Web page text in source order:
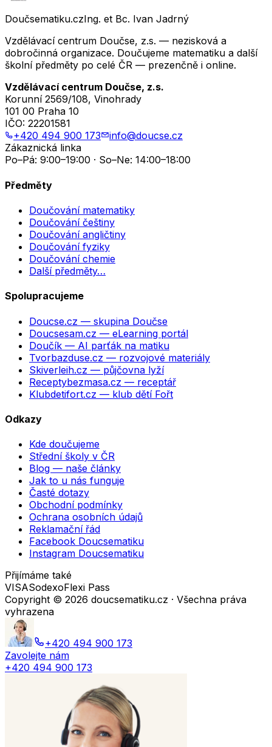
Doučsematiku.czIng. et Bc. Ivan Jadrný
Vzdělávací centrum Doučse, z.s. — nezisková a
dobročinná organizace. Doučujeme matematiku a další
školní předměty po celé ČR — prezenčně i online.
Vzdělávací centrum Doučse, z.s.
Korunní 2569/108, Vinohrady
101 00 Praha 10
IČO: 22201581
+420 494 900 173
info@doucse.cz
Zákaznická linka
Po–Pá: 9:00–19:00 · So–Ne: 14:00–18:00
Předměty
Doučování matematiky
Doučování češtiny
Doučování angličtiny
Doučování fyziky
Doučování chemie
Další předměty…
Spolupracujeme
Doucse.cz — skupina Doučse
Doucsesam.cz — eLearning portál
Doučík — AI parťák na matiku
Tvorbazduse.cz — rozvojové materiály
Skiverleih.cz — půjčovna lyží
Receptybezmasa.cz — receptář
Klubdetifort.cz — klub dětí Fořt
Odkazy
Kde doučujeme
Střední školy v ČR
Blog — naše články
Jak to u nás funguje
Časté dotazy
Obchodní podmínky
Ochrana osobních údajů
Reklamační řád
Facebook Doucsematiku
Instagram Doucsematiku
Přijímáme také
VISASodexoFlexi Pass
Copyright © 2026 doucsematiku.cz · Všechna práva
vyhrazena
+420 494 900 173
Zavolejte nám
+420 494 900 173